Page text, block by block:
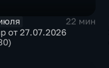
22 мин
от 27.07.2026